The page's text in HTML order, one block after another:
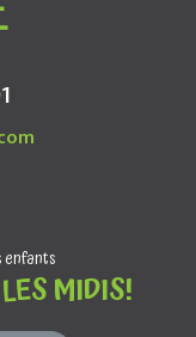
enfants
MIDIS!